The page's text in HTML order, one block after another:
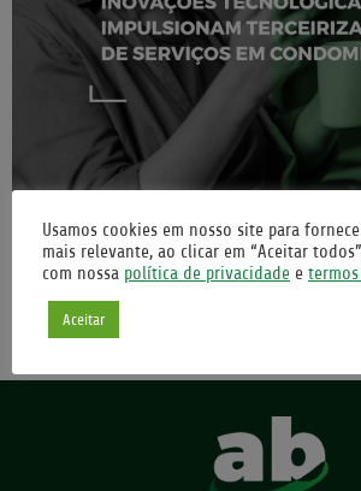
terceirização de serviços têm se destacado
tecnologias inovadoras para atender às
uma entrevista exclusiva com Eder Trujillo
da V1, empresa e destaque neste setor,
Usamos cookies em nosso site para
mais relevante, ao clicar em “Aceitar
com nossa política de privacidade e
Aceitar